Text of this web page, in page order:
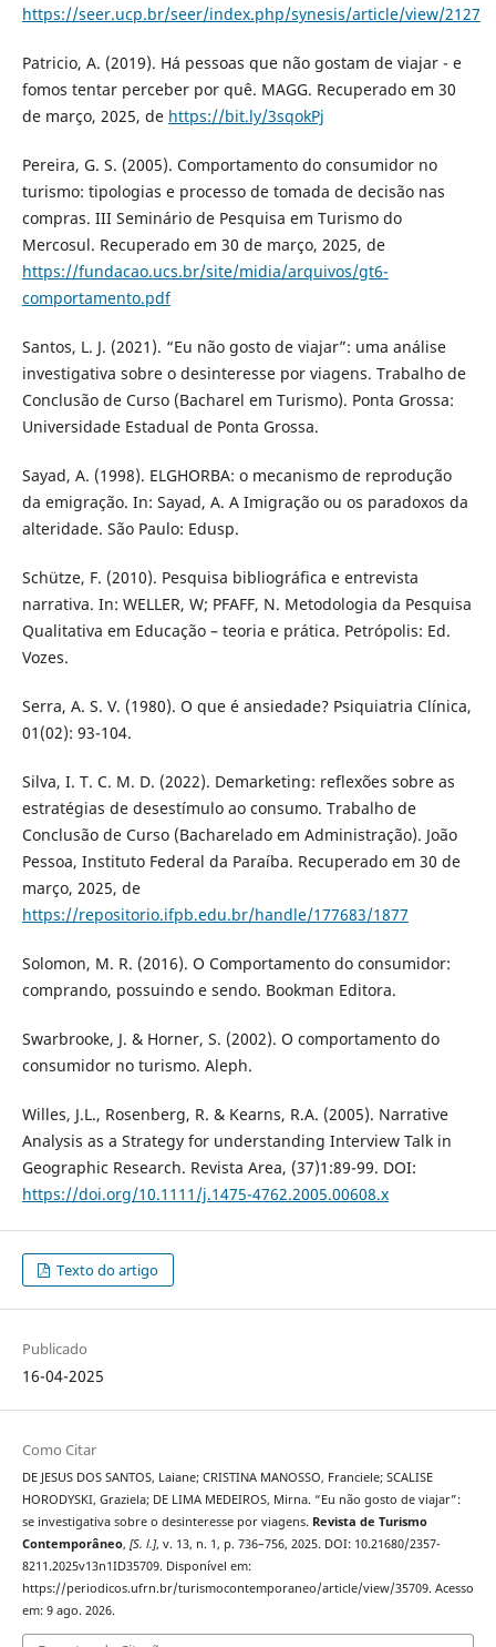
https://seer.ucp.br/seer/index.php/synesis/article/view/2127
Patricio, A. (2019). Há pessoas que não gostam de viajar - e
fomos tentar perceber por quê. MAGG. Recuperado em 30
de março, 2025, de https://bit.ly/3sqokPj
Pereira, G. S. (2005). Comportamento do consumidor no
turismo: tipologias e processo de tomada de decisão nas
compras. III Seminário de Pesquisa em Turismo do
Mercosul. Recuperado em 30 de março, 2025, de
https://fundacao.ucs.br/site/midia/arquivos/gt6-
comportamento.pdf
Santos, L. J. (2021). “Eu não gosto de viajar”: uma análise
investigativa sobre o desinteresse por viagens. Trabalho de
Conclusão de Curso (Bacharel em Turismo). Ponta Grossa:
Universidade Estadual de Ponta Grossa.
Sayad, A. (1998). ELGHORBA: o mecanismo de reprodução
da emigração. In: Sayad, A. A Imigração ou os paradoxos da
alteridade. São Paulo: Edusp.
Schütze, F. (2010). Pesquisa bibliográfica e entrevista
narrativa. In: WELLER, W; PFAFF, N. Metodologia da Pesquisa
Qualitativa em Educação – teoria e prática. Petrópolis: Ed.
Vozes.
Serra, A. S. V. (1980). O que é ansiedade? Psiquiatria Clínica,
01(02): 93-104.
Silva, I. T. C. M. D. (2022). Demarketing: reflexões sobre as
estratégias de desestímulo ao consumo. Trabalho de
Conclusão de Curso (Bacharelado em Administração). João
Pessoa, Instituto Federal da Paraíba. Recuperado em 30 de
março, 2025, de
https://repositorio.ifpb.edu.br/handle/177683/1877
Solomon, M. R. (2016). O Comportamento do consumidor:
comprando, possuindo e sendo. Bookman Editora.
Swarbrooke, J. & Horner, S. (2002). O comportamento do
consumidor no turismo. Aleph.
Willes, J.L., Rosenberg, R. & Kearns, R.A. (2005). Narrative
Analysis as a Strategy for understanding Interview Talk in
Geographic Research. Revista Area, (37)1:89-99. DOI:
https://doi.org/10.1111/j.1475-4762.2005.00608.x
Texto do artigo
Publicado
16-04-2025
Como Citar
DE JESUS DOS SANTOS, Laiane; CRISTINA MANOSSO, Franciele; SCALISE
HORODYSKI, Graziela; DE LIMA MEDEIROS, Mirna. “Eu não gosto de viajar”:
se investigativa sobre o desinteresse por viagens. Revista de Turismo
Contemporâneo, [S. l.], v. 13, n. 1, p. 736–756, 2025. DOI: 10.21680/2357-
8211.2025v13n1ID35709. Disponível em:
https://periodicos.ufrn.br/turismocontemporaneo/article/view/35709. Acesso
em: 9 ago. 2026.